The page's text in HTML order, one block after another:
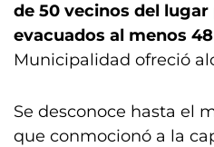
de 50 vecinos del
evacuados al menos
Municipalidad ofreció
Se desconoce hasta el
que conmocionó a la